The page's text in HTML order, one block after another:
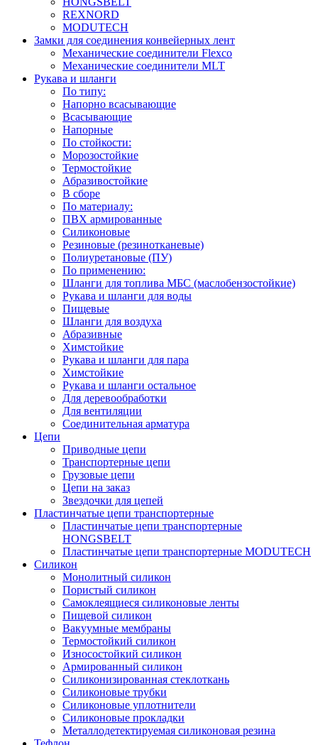
REXNORD
MODUTECH
Замки для соединения конвейерных лент
Механические соединители Flexco
Механические соединители MLT
Рукава и шланги
По типу:
Напорно всасывающие
Всасывающие
Напорные
По стойкости:
Морозостойкие
Термостойкие
Абразивостойкие
В сборе
По материалу:
ПВХ армированные
Силиконовые
Резиновые (резинотканевые)
Полиуретановые (ПУ)
По применению:
Шланги для топлива МБС (маслобензостойкие)
Рукава и шланги для воды
Пищевые
Шланги для воздуха
Абразивные
Химстойкие
Рукава и шланги для пара
Химстойкие
Рукава и шланги остальное
Для деревообработки
Для вентиляции
Соединительная арматура
Цепи
Приводные цепи
Транспортерные цепи
Грузовые цепи
Цепи на заказ
Звездочки для цепей
Пластинчатые цепи транспортерные
Пластинчатые цепи транспортерные
HONGSBELT
Пластинчатые цепи транспортерные MODUTECH
Силикон
Монолитный силикон
Пористый силикон
Самоклеящиеся силиконовые ленты
Пищевой силикон
Вакуумные мембраны
Термостойкий силикон
Износостойкий силикон
Армированный силикон
Силиконизированная стеклоткань
Силиконовые трубки
Силиконовые уплотнители
Силиконовые прокладки
Металлодетектируемая силиконовая резина